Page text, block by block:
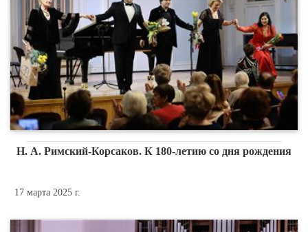
Н. А. Римский-Корсаков. К 180-летию со дня рождения
17 марта 2025 г.